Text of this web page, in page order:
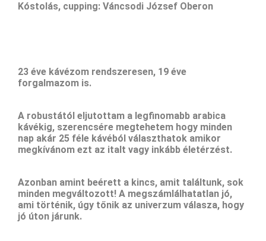
Kóstolás, cupping: Váncsodi József Oberon
23 éve kávézom rendszeresen, 19 éve
forgalmazom is.
A robustától eljutottam a legfinomabb arabica
kávékig, szerencsére megtehetem hogy minden
nap akár 25 féle kávéból választhatok amikor
megkívánom ezt az italt vagy inkább életérzést.
Azonban amint beérett a kincs, amit találtunk, sok
minden megváltozott! A megszámlálhatatlan jó,
ami történik, úgy tőnik az univerzum válasza, hogy
jó úton járunk.